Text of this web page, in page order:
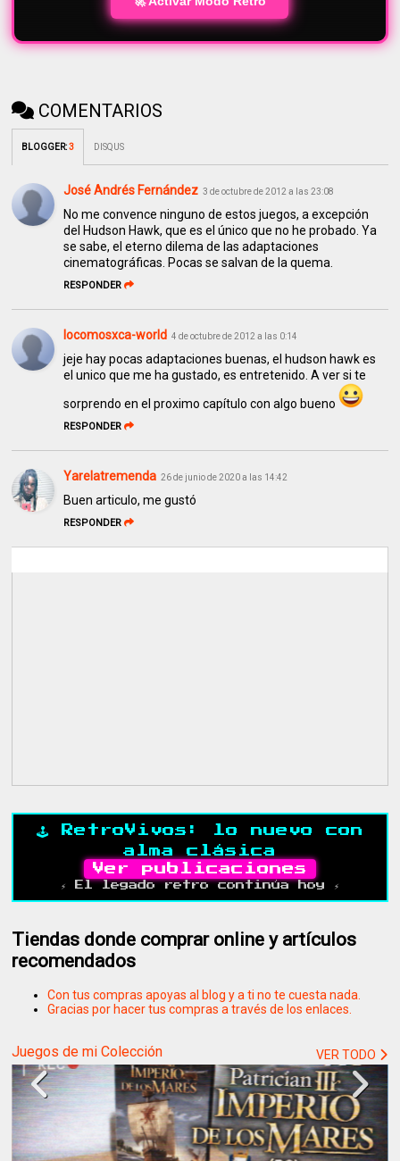
COMENTARIOS
BLOGGER:3 DISQUS
José Andrés Fernández 3 de octubre de 2012 a las 23:08
No me convence ninguno de estos juegos, a excepción
del Hudson Hawk, que es el único que no he probado. Ya
se sabe, el eterno dilema de las adaptaciones
cinematográficas. Pocas se salvan de la quema.
RESPONDER
locomosxca-world 4 de octubre de 2012 a las 0:14
jeje hay pocas adaptaciones buenas, el hudson hawk es
el unico que me ha gustado, es entretenido. A ver si te
sorprendo en el proximo capítulo con algo bueno
RESPONDER
Yarelatremenda 26 de junio de 2020 a las 14:42
Buen articulo, me gustó
RESPONDER
🕹️ RetroVivos: lo nuevo con
alma clásica
Ver publicaciones
⚡ El legado retro continúa hoy ⚡
Tiendas donde comprar online y artículos
recomendados
Con tus compras apoyas al blog y a ti no te cuesta nada.
Gracias por hacer tus compras a través de los enlaces.
Juegos de mi Colección VER TODO